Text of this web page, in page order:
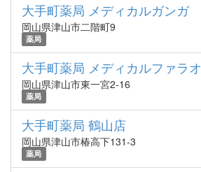
大手町薬局 メディカルガンガ
岡山県津山市二階町9
薬局
大手町薬局 メディカルファラオ
岡山県津山市東一宮2-16
薬局
大手町薬局 鶴山店
岡山県津山市椿高下131-3
薬局